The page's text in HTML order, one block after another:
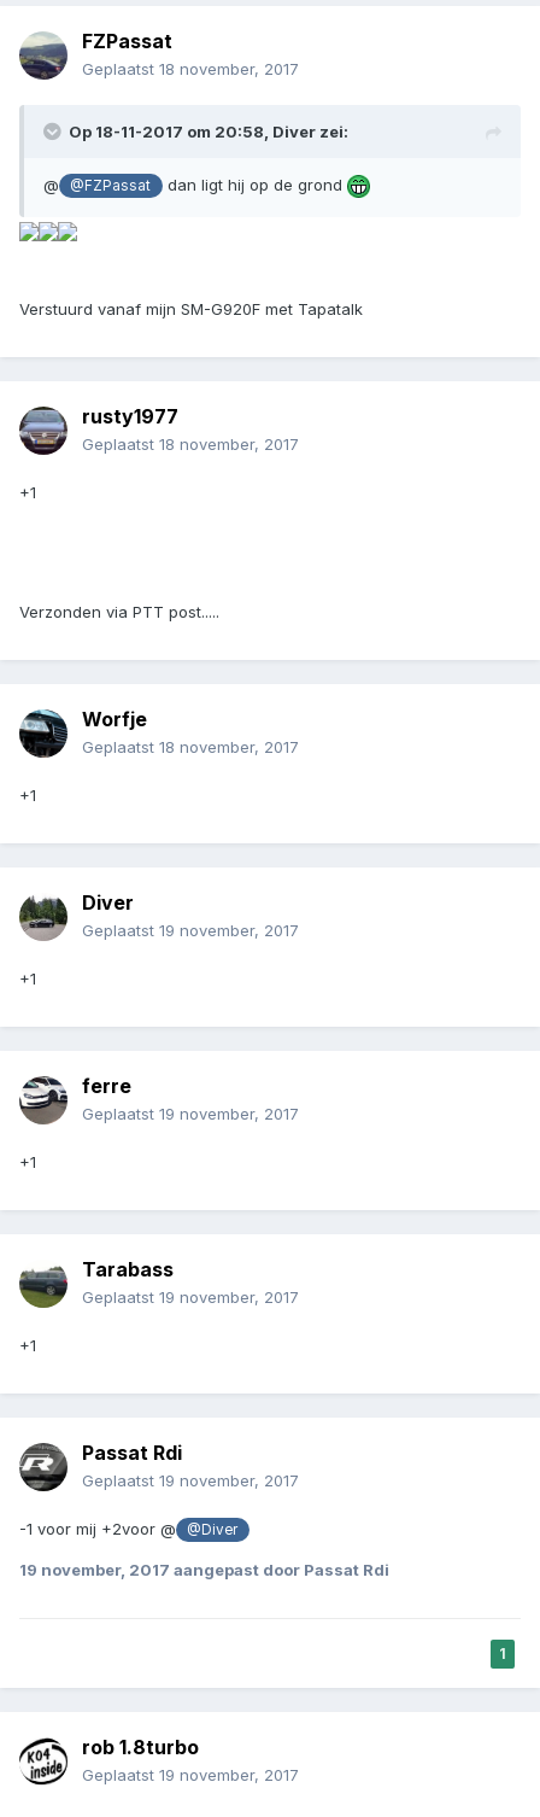
FZPassat
Geplaatst 18 november, 2017
Op 18-11-2017 om 20:58, Diver zei:
@ @FZPassat dan ligt hij op de grond
Verstuurd vanaf mijn SM-G920F met Tapatalk
rusty1977
Geplaatst 18 november, 2017
+1
Verzonden via PTT post.....
Worfje
Geplaatst 18 november, 2017
+1
Diver
Geplaatst 19 november, 2017
+1
ferre
Geplaatst 19 november, 2017
+1
Tarabass
Geplaatst 19 november, 2017
+1
Passat Rdi
Geplaatst 19 november, 2017
-1 voor mij +2voor @ @Diver
19 november, 2017 aangepast door Passat Rdi
1
rob 1.8turbo
Geplaatst 19 november, 2017